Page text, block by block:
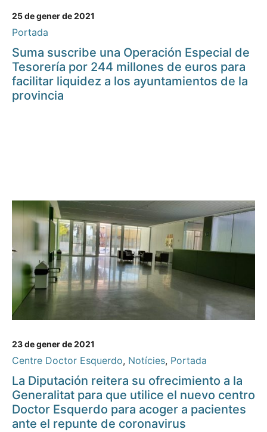
25 de gener de 2021
Portada
Suma suscribe una Operación Especial de
Tesorería por 244 millones de euros para
facilitar liquidez a los ayuntamientos de la
provincia
23 de gener de 2021
Centre Doctor Esquerdo, Notícies, Portada
La Diputación reitera su ofrecimiento a la
Generalitat para que utilice el nuevo centro
Doctor Esquerdo para acoger a pacientes
ante el repunte de coronavirus